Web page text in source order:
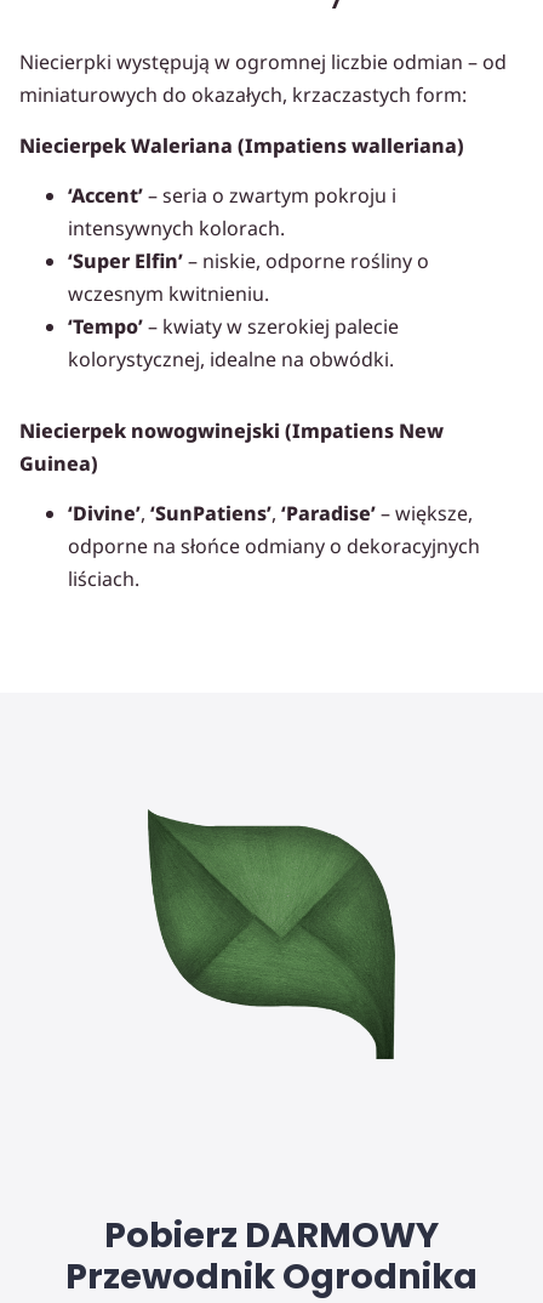
Niecierpki występują w ogromnej liczbie odmian – od
miniaturowych do okazałych, krzaczastych form:
Niecierpek Waleriana (Impatiens walleriana)
‘Accent’– seria o zwartym pokroju i
intensywnych kolorach.
‘Super Elfin’– niskie, odporne rośliny o
wczesnym kwitnieniu.
‘Tempo’– kwiaty w szerokiej palecie
kolorystycznej, idealne na obwódki.
Niecierpek nowogwinejski (Impatiens New
Guinea)
‘Divine’, ‘SunPatiens’, ‘Paradise’– większe,
odporne na słońce odmiany o dekoracyjnych
liściach.
Pobierz DARMOWY
Przewodnik Ogrodnika